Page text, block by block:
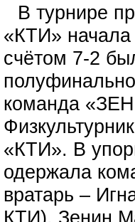
В турнире
«КТИ»
счётом 7-2
команда
«КТИ». В
одержала
вратарь –
КТИ), Зенин